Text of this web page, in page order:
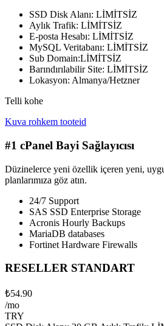
SSD Disk Alanı: LİMİTSİZ
Aylık Trafik: LİMİTSİZ
E-posta Hesabı: LİMİTSİZ
MySQL Veritabanı: LİMİTSİZ
Sub Domain:LİMİTSİZ
Barındırılabilir Site: LİMİTSİZ
Lokasyon: Almanya/Hetzner
Telli kohe
Kuva rohkem tooteid
#1 cPanel Bayi Sağlayıcısı
Düzinelerce yeni özellik içeren yeni,
planlarımıza göz atın.
24/7 Support
SAS SSD Enterprise Storage
Acronis Hourly Backups
MariaDB databases
Fortinet Hardware Firewalls
RESELLER STANDART
₺54.90
/mo
TRY